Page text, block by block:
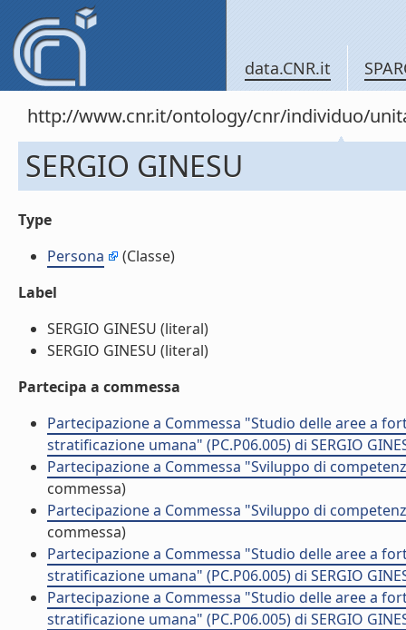
data.CNR.it
http://www.cnr.it/ontology/cnr/individuo/
SERGIO GINESU
Type
Persona
(Classe)
Label
SERGIO GINESU (literal)
SERGIO GINESU (literal)
Partecipa a commessa
Partecipazione a Commessa "Studio delle aree a
stratificazione umana" (PC.P06.005) di SERGIO
Partecipazione a Commessa "Sviluppo di
commessa)
Partecipazione a Commessa "Sviluppo di
commessa)
Partecipazione a Commessa "Studio delle aree a
stratificazione umana" (PC.P06.005) di SERGIO
Partecipazione a Commessa "Studio delle aree a
stratificazione umana" (PC.P06.005) di SERGIO